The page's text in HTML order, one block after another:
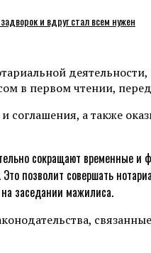
и вдруг стал всем нужен
в первом чтении,
а также
сокращают временные
позволит совершать
заседании мажилиса.